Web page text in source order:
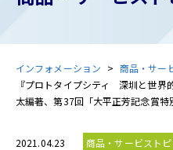
インフォメーション
商品・サー
『プロトタイプシティ 深圳と世界
太編著、第37回「大平正芳記念賞特
2021.04.23 商品・サービストピ